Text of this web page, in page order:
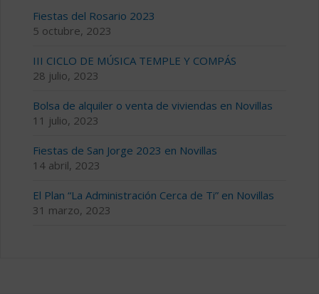
Fiestas del Rosario 2023
5 octubre, 2023
III CICLO DE MÚSICA TEMPLE Y COMPÁS
28 julio, 2023
Bolsa de alquiler o venta de viviendas en Novillas
11 julio, 2023
Fiestas de San Jorge 2023 en Novillas
14 abril, 2023
El Plan “La Administración Cerca de Ti” en Novillas
31 marzo, 2023